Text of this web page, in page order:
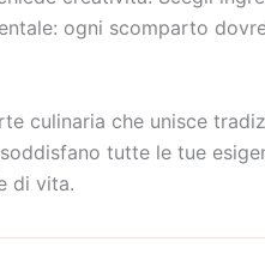
ogni scomparto
culinaria che unisce
soddisfano tutte le tue
di vita.